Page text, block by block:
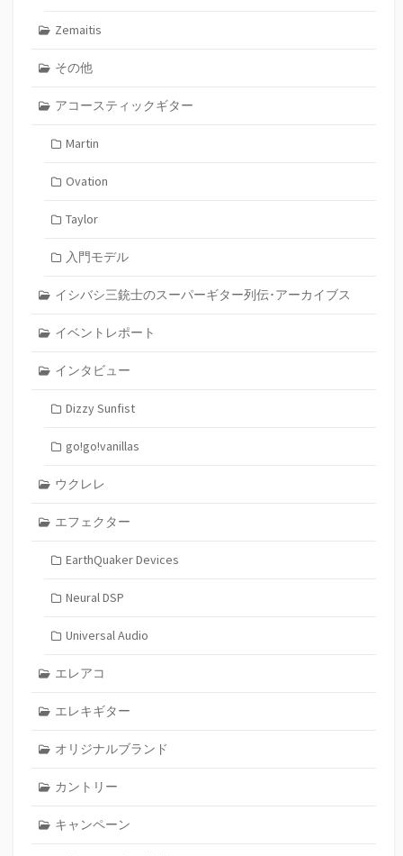
Zemaitis
その他
アコースティックギター
Martin
Ovation
Taylor
入門モデル
イシバシ三銃士のスーパーギター列伝･アーカイブス
イベントレポート
インタビュー
Dizzy Sunfist
go!go!vanillas
ウクレレ
エフェクター
EarthQuaker Devices
Neural DSP
Universal Audio
エレアコ
エレキギター
オリジナルブランド
カントリー
キャンペーン